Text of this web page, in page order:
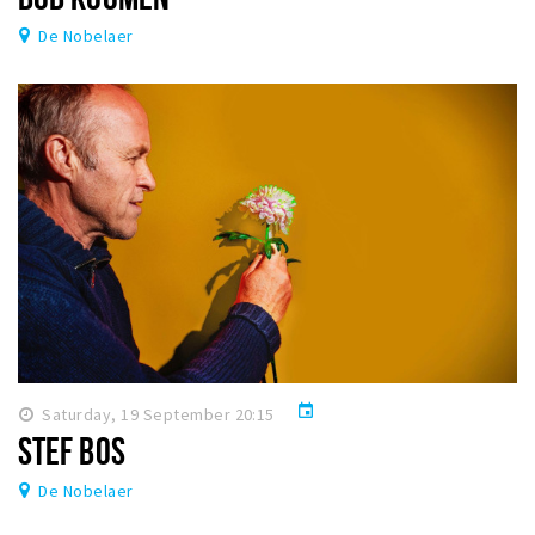
De Nobelaer
Saturday, 19 September 20:15 event
STEF BOS
De Nobelaer